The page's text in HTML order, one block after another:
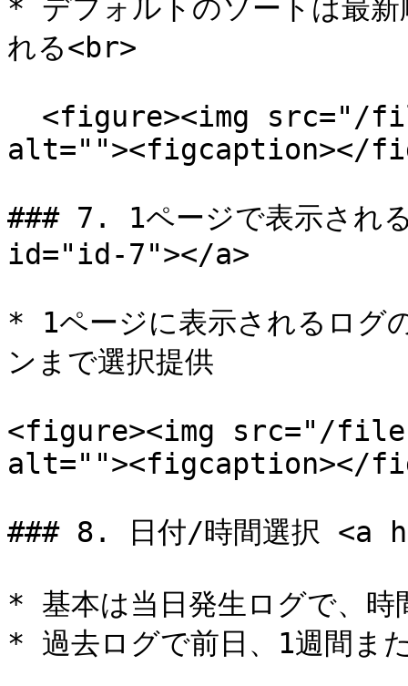
* デフォルトのソートは最新
れる<br>
alt=""><figcaption></
### 7. 1ページで表示さ
id="id-7"></a>
* 1ページに表示されるログ
ンまで選択提供
<figure><img src="/
alt=""><figcaption></
### 8. 日付/時間選択
* 基本は当日発生ログで、時
* 過去ログで前日、1週間ま